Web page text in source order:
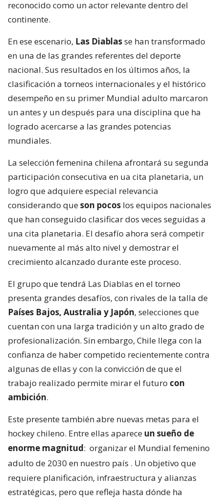
reconocido como un actor relevante dentro del
continente.
En ese escenario, Las Diablasse han transformado
en una de las grandes referentes del deporte
nacional. Sus resultados en los últimos años, la
clasificación a torneos internacionales y el histórico
desempeño en su primer Mundial adulto marcaron
un antes y un después para una disciplina que ha
logrado acercarse a las grandes potencias
mundiales.
La selección femenina chilena afrontará su segunda
participación consecutiva en ua cita planetaria, un
logro que adquiere especial relevancia
considerando queson pocos los equipos nacionales
que han conseguido clasificar dos veces seguidas a
una cita planetaria. El desafío ahora será competir
nuevamente al más alto nivel y demostrar el
crecimiento alcanzado durante este proceso.
El grupo que tendrá Las Diablas en el torneo
presenta grandes desafíos, con rivales de la talla de
Países Bajos, Australia y Japón, selecciones que
cuentan con una larga tradición y un alto grado de
profesionalización. Sin embargo, Chile llega con la
confianza de haber competido recientemente contra
algunas de ellas y con la convicción de que el
trabajo realizado permite mirar el futuro con
ambición.
Este presente también abre nuevas metas para el
hockey chileno. Entre ellas aparece un sueño de
enorme magnitud: organizar el Mundial femenino
adulto de 2030 en nuestro país . Un objetivo que
requiere planificación, infraestructura y alianzas
estratégicas, pero que refleja hasta dónde ha